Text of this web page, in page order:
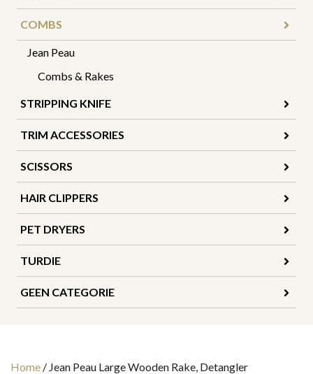
COMBS
Jean Peau
Combs & Rakes
STRIPPING KNIFE
TRIM ACCESSORIES
SCISSORS
HAIR CLIPPERS
PET DRYERS
TURDIE
GEEN CATEGORIE
Home / Jean Peau Large Wooden Rake, Detangler